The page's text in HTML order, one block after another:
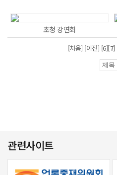
초청 강연회
[처음] [이전] [6][7]
관련사이트